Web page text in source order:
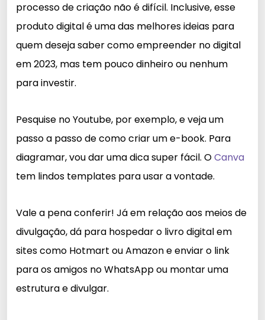
processo de criação não é difícil. Inclusive, esse
produto digital é uma das melhores ideias para
quem deseja saber como empreender no digital
em 2023, mas tem pouco dinheiro ou nenhum
para investir.
Pesquise no Youtube, por exemplo, e veja um
passo a passo de como criar um e-book. Para
diagramar, vou dar uma dica super fácil. OCanva
tem lindos templates para usar a vontade.
Vale a pena conferir! Já em relação aos meios de
divulgação, dá para hospedar o livro digital em
sites como Hotmart ou Amazon e enviar o link
para os amigos no WhatsApp ou montar uma
estrutura e divulgar.